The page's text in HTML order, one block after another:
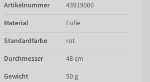
Artikelnummer
43919000
Material
Folie
Standardfarbe
rot
Durchmesser
48 cm
Gewicht
50 g